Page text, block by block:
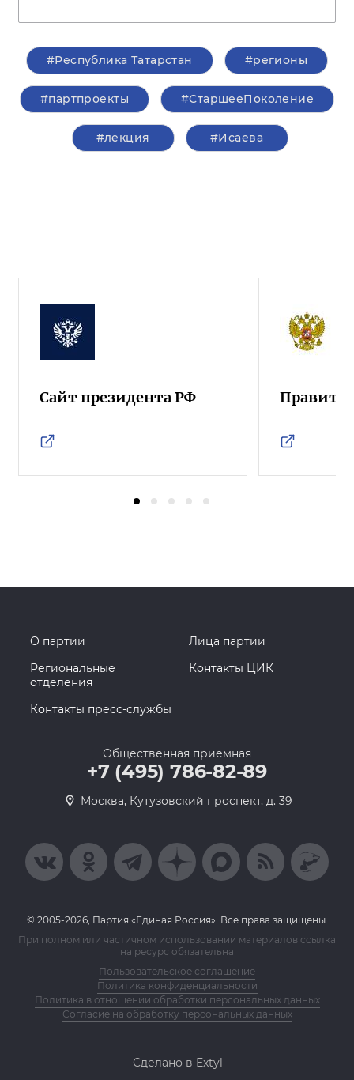
#Республика Татарстан #регионы
#партпроекты #СтаршееПоколение
#лекция #Исаева
Сайт президента РФ
О партии
Лица партии
Региональные
отделения
Контакты ЦИК
Контакты пресс-службы
Общественная приемная
+7 (495) 786-82-89
Москва, Кутузовский проспект, д. 39
© 2005-2026, Партия «Единая Россия». Все права защищены.
При полном или частичном использовании материалов ссылка
на ресурс обязательна
Пользовательское соглашение
Политика конфиденциальности
Политика в отношении обработки персональных данных
Согласие на обработку персональных данных
Сделано в Extyl